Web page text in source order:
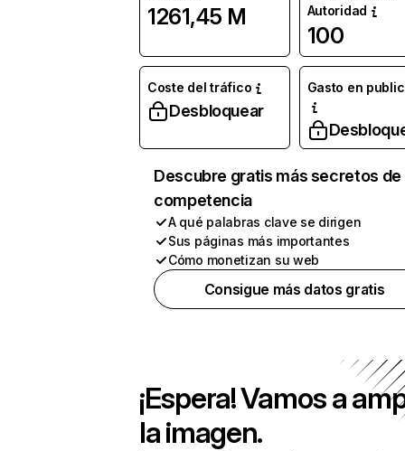
1261,45 M
Autoridad
100
Coste del tráfico
Desbloquear
Gasto en
Descubre gratis más secretos de
competencia
A qué palabras clave se dirigen
Sus páginas más importantes
Cómo monetizan su web
Consigue más datos gratis
¡Espera! Vamos a
la imagen.